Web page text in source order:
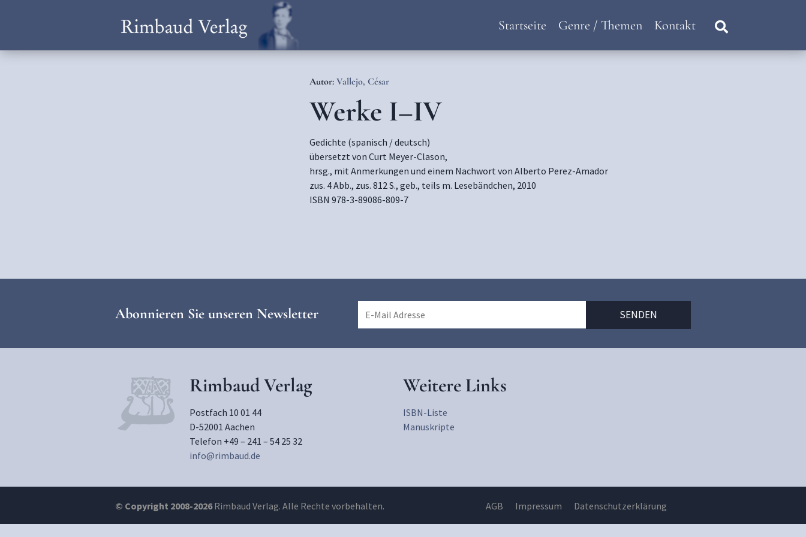
Startseite Genre / Themen Kontakt
Autor: Vallejo, César
Werke I–IV
Gedichte (spanisch / deutsch)
übersetzt von Curt Meyer-Clason,
hrsg., mit Anmerkungen und einem Nachwort von Alberto Perez-Amador
zus. 4 Abb., zus. 812 S., geb., teils m. Lesebändchen, 2010
ISBN 978-3-89086-809-7
Abonnieren Sie unseren Newsletter
Rimbaud Verlag
Postfach 10 01 44
D-52001 Aachen
Telefon +49 – 241 – 54 25 32
info@rimbaud.de
Weitere Links
ISBN-Liste
Manuskripte
© Copyright 2008-2026Rimbaud Verlag. Alle Rechte vorbehalten. AGB Impressum Datenschutzerklärung